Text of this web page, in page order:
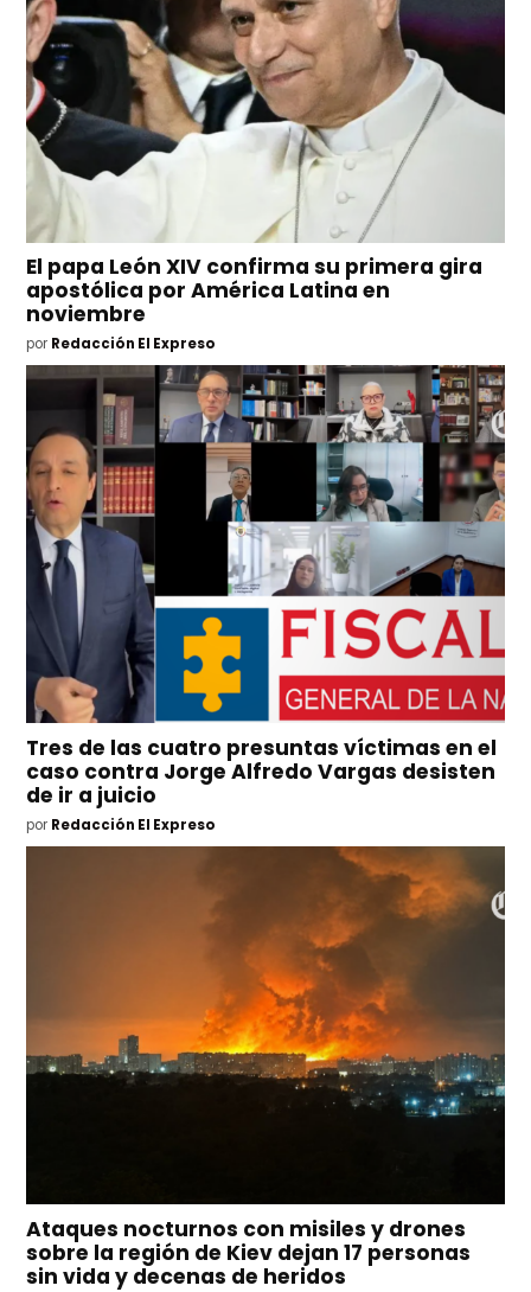
El papa León XIV confirma su primera gira
apostólica por América Latina en
noviembre
por Redacción El Expreso
Tres de las cuatro presuntas víctimas en el
caso contra Jorge Alfredo Vargas desisten
de ir a juicio
por Redacción El Expreso
Ataques nocturnos con misiles y drones
sobre la región de Kiev dejan 17 personas
sin vida y decenas de heridos